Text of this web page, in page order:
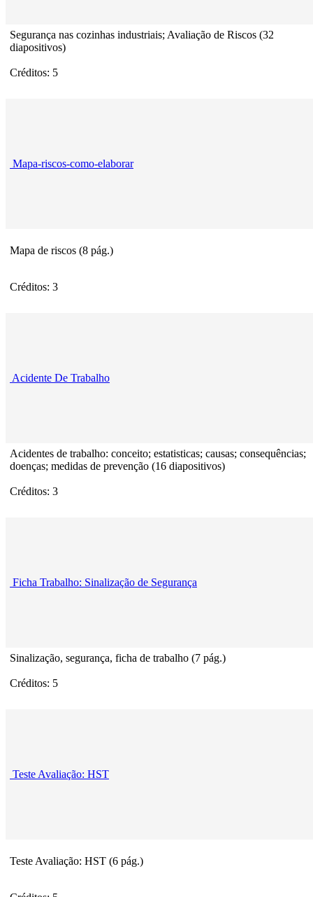
Segurança nas cozinhas industriais; Avaliação de Riscos (32
diapositivos)
Créditos: 5
Mapa-riscos-como-elaborar
Mapa de riscos (8 pág.)
Créditos: 3
Acidente De Trabalho
Acidentes de trabalho: conceito; estatisticas; causas; consequências;
doenças; medidas de prevenção (16 diapositivos)
Créditos: 3
Ficha Trabalho: Sinalização de Segurança
Sinalização, segurança, ficha de trabalho (7 pág.)
Créditos: 5
Teste Avaliação: HST
Teste Avaliação: HST (6 pág.)